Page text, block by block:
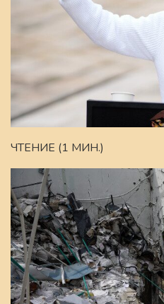
ЧТЕНИЕ (1 МИН.)